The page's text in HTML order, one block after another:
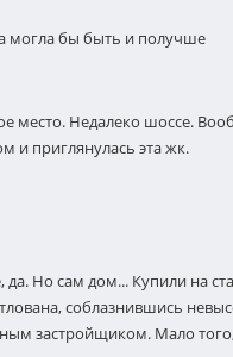
могла бы быть и получше
место. Недалеко шоссе.
и приглянулась эта жк.
да. Но сам дом... Купили на
соблазнившись
застройщиком. Мало